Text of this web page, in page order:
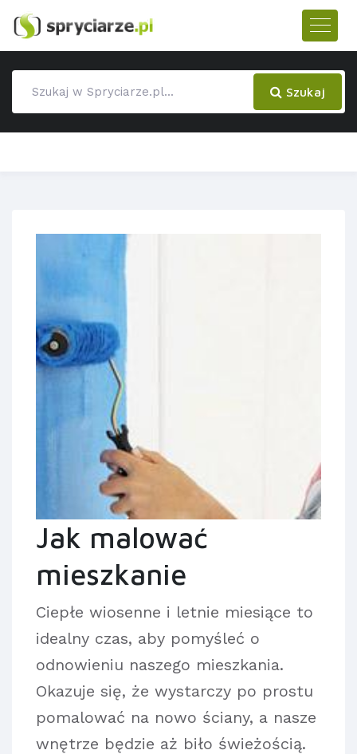
Szukaj
Jak malować
mieszkanie
Ciepłe wiosenne i letnie miesiące to
idealny czas, aby pomyśleć o
odnowieniu naszego mieszkania.
Okazuje się, że wystarczy po prostu
pomalować na nowo ściany, a nasze
wnętrze będzie aż biło świeżością.